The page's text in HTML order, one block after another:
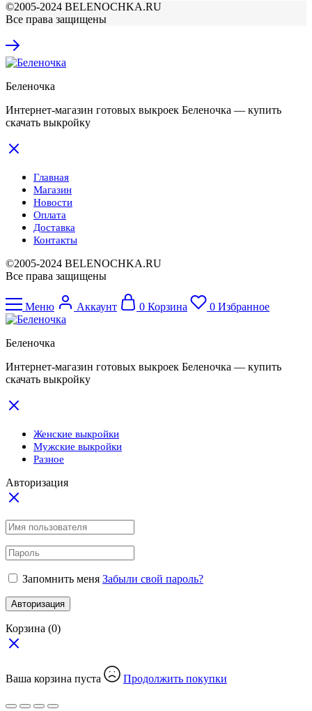
©2005-2024 BELENOCHKA.RU
Все права защищены
Беленочка
Интернет-магазин готовых выкроек Беленочка — купить
скачать выкройку
Главная
Магазин
Новости
Оплата
Доставка
Контакты
©2005-2024 BELENOCHKA.RU
Все права защищены
Меню Аккаунт 0 Корзина 0 Избранное
Беленочка
Интернет-магазин готовых выкроек Беленочка — купить
скачать выкройку
Женские выкройки
Мужские выкройки
Разное
Авторизация
Запомнить меня Забыли свой пароль?
Авторизация
Корзина (0)
Ваша корзина пуста Продолжить покупки